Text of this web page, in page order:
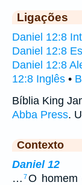
Ligações
Daniel 12:8
Daniel 12:8
Daniel 12:8
12:8 Inglês •
Bíblia King
Abba Press.
Contexto
Daniel 12
… 7O homem